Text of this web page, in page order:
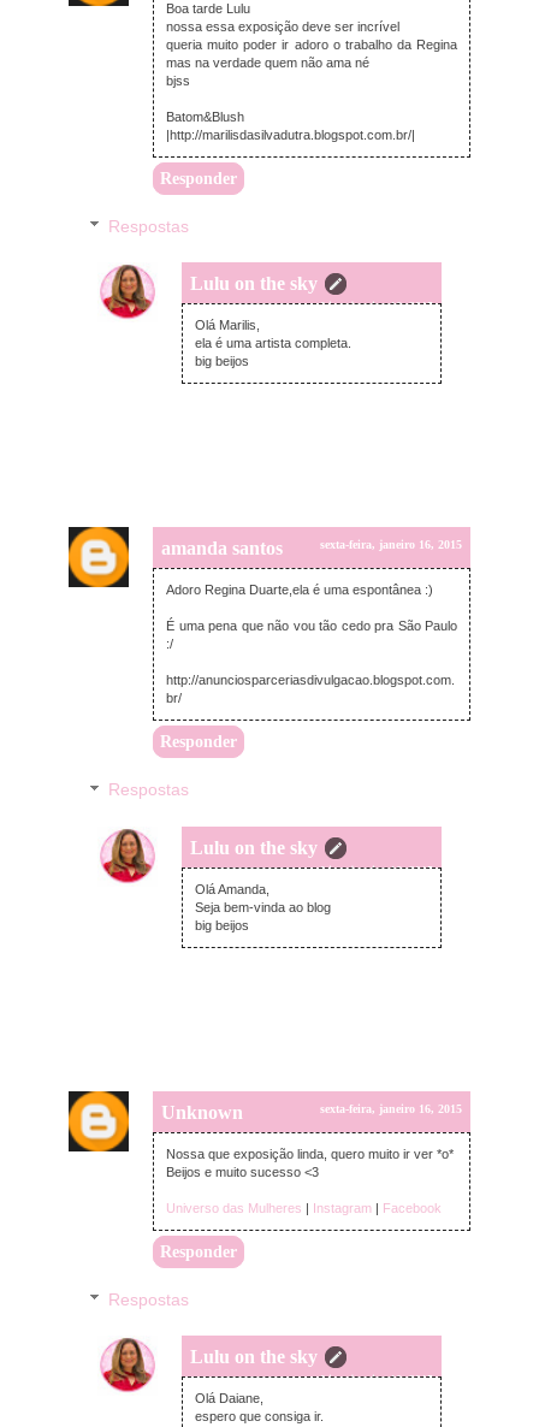
Boa tarde Lulu
nossa essa exposição deve ser incrível
queria muito poder ir adoro o trabalho da Regina
mas na verdade quem não ama né
bjss
Batom&Blush
|http://marilisdasilvadutra.blogspot.com.br/|
Responder
Respostas
Lulu on the sky
sexta-feira, janeiro 16, 2015
Olá Marilis,
ela é uma artista completa.
big beijos
amanda santos sexta-feira, janeiro 16, 2015
Adoro Regina Duarte,ela é uma espontânea :)
É uma pena que não vou tão cedo pra São Paulo
:/
http://anunciosparceriasdivulgacao.blogspot.com.
br/
Responder
Respostas
Lulu on the sky
sexta-feira, janeiro 16, 2015
Olá Amanda,
Seja bem-vinda ao blog
big beijos
Unknown sexta-feira, janeiro 16, 2015
Nossa que exposição linda, quero muito ir ver *o*
Beijos e muito sucesso <3
Universo das Mulheres | Instagram | Facebook
Responder
Respostas
Lulu on the sky
sexta-feira, janeiro 16, 2015
Olá Daiane,
espero que consiga ir.